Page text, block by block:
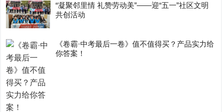
“凝聚邻里情 礼赞劳动美”——迎“五一”社区文明
共创活动
《卷霸·中考最后一卷》值不值得买？产品实力给
你答案！